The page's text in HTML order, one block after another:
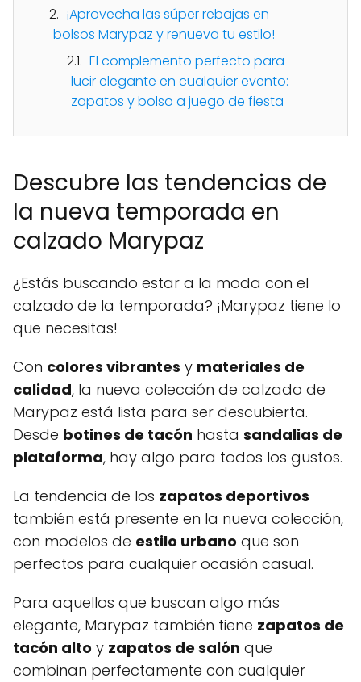
¡Aprovecha las súper rebajas en
bolsos Marypaz y renueva tu estilo!
El complemento perfecto para
lucir elegante en cualquier evento:
zapatos y bolso a juego de fiesta
Descubre las tendencias de
la nueva temporada en
calzado Marypaz
¿Estás buscando estar a la moda con el
calzado de la temporada? ¡Marypaz tiene lo
que necesitas!
Con colores vibrantes y materiales de
calidad, la nueva colección de calzado de
Marypaz está lista para ser descubierta.
Desde botines de tacón hasta sandalias de
plataforma, hay algo para todos los gustos.
La tendencia de los zapatos deportivos
también está presente en la nueva colección,
con modelos de estilo urbano que son
perfectos para cualquier ocasión casual.
Para aquellos que buscan algo más
elegante, Marypaz también tiene zapatos de
tacón alto y zapatos de salón que
combinan perfectamente con cualquier